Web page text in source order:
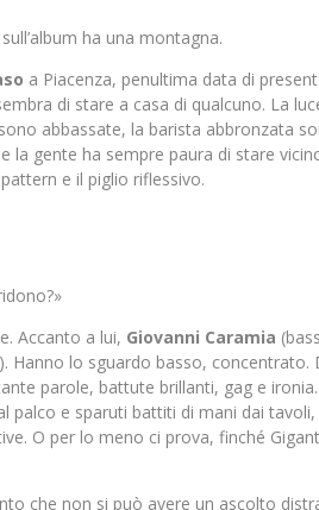
ha una montagna.
a Piacenza, penultima data di
di stare a casa di qualcuno. La
abbassate, la barista abbronzata
la gente ha sempre paura di stare
e il piglio riflessivo.
Accanto a lui, Giovanni Caramia
Hanno lo sguardo basso,
parole, battute brillanti, gag e ironia.
palco e sparuti battiti di mani dai
O per lo meno ci prova, finché
che non si può avere un ascolto